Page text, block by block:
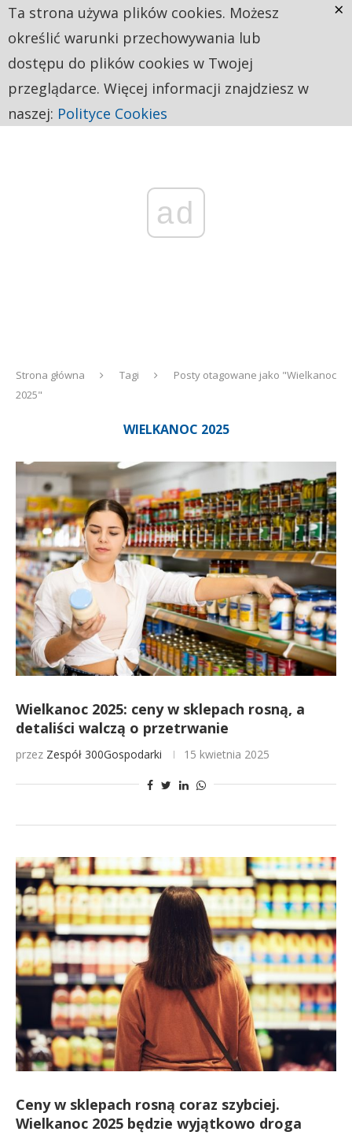
ad
Strona główna Tagi
Posty otagowane jako "Wielkanoc
2025"
WIELKANOC 2025
Wielkanoc 2025: ceny w sklepach rosną, a
detaliści walczą o przetrwanie
przez Zespół 300Gospodarki 15 kwietnia 2025
Ceny w sklepach rosną coraz szybciej.
Wielkanoc 2025 będzie wyjątkowo droga
Ta strona używa plików cookies. Możesz
określić warunki przechowywania lub
dostępu do plików cookies w Twojej
przeglądarce. Więcej informacji znajdziesz w
naszej: Polityce Cookies
×